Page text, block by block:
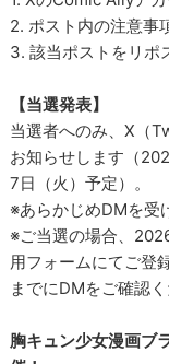
2. ポスト内の注意事
3. 該当ポストをリポ
【当選発表】
当選者へのみ、X（
お知らせします（
7日（火）予定）。
※あらかじめDMを受
※ご当選の場合、
用フォームにてご登
までにDMをご確認く
胸キュン少女漫画ブ